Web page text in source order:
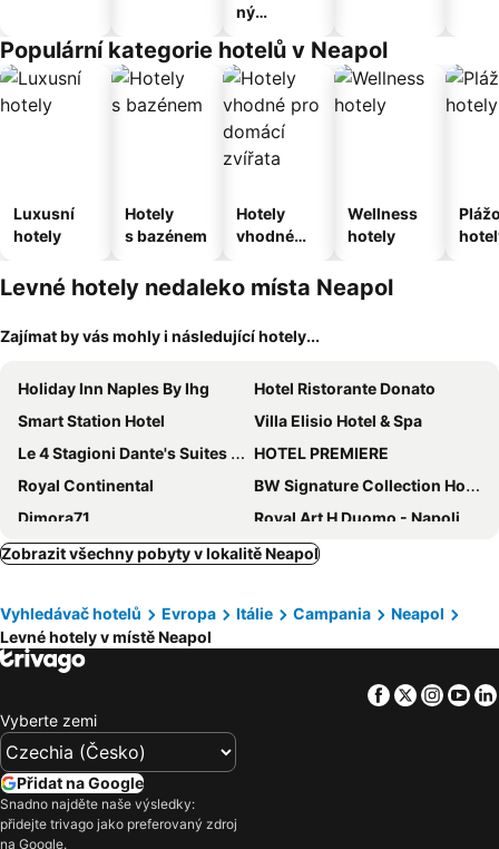
ný
Populární kategorie hotelů v Neapol
Luxusní
hotely
Hotely
s bazénem
Hotely
vhodné
domácí
zvířata
Wellness
hotely
Levné hotely nedaleko místa Neapol
Zajímat by vás mohly i následující hotely...
Holiday Inn Naples By Ihg
Hotel Ristorante Donato
Smart Station Hotel
Villa Elisio Hotel & Spa
Le 4 Stagioni Dante's Suites H Napoli Centro, by ClaPa Group
HOTEL PREMIERE
Royal Continental
BW Signature Collection Hotel Paradiso
Dimora71
Royal Art H Duomo - Napoli Centro, by ClaPa Group
Hotel Eden
Federico Secondo Bed and Breakfast
Hotel Crisari
B&B HOTEL Napoli
Smart Hotel Napoli
Altea Royale
Up Hotel
Hotel Colombo
Grand Hotel Europa
Hotel Real Orto Botanico
Palazzo Firenze
Hotel Nuovo Rebecchino
Maison Palla e Partner's
Zobrazit všechny pobyty v lokalitě Neapol
Vyhledávač hotelů Evropa Itálie Campania
Neapol
Levné hotely v místě Neapol
Facebook
Twitter
Vyberte zemi
Přidat na Google
Snadno najděte naše výsledky:
přidejte trivago jako preferovaný zdroj
na Google.